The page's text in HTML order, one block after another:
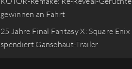
gewinnen an Fahrt
25 Jahre Final Fantasy X: Square Enix
spendiert Gänsehaut-Trailer